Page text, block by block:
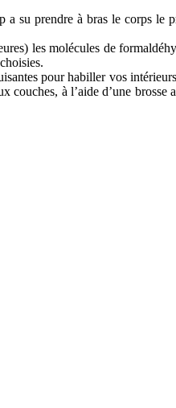
su prendre à bras le corps le
les molécules de
pour habiller vos
à l’aide d’une